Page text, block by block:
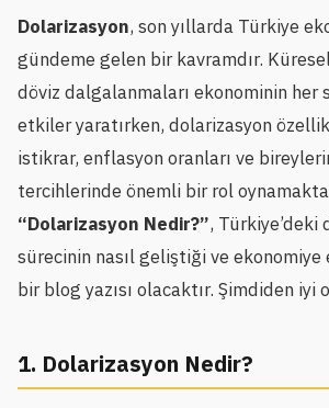
Dolarizasyon, son yıllarda Türkiye
gündeme gelen bir kavramdır.
döviz dalgalanmaları ekonominin her
etkiler yaratırken, dolarizasyon
istikrar, enflasyon oranları ve
tercihlerinde önemli bir rol
“Dolarizasyon Nedir?”, Türkiye’deki
sürecinin nasıl geliştiği ve
bir blog yazısı olacaktır. Şimdiden iyi
1. Dolarizasyon Nedir?